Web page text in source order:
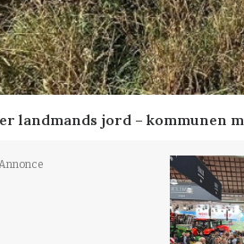
landmands jord – kommunen